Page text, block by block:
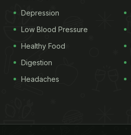
Depression
Low Blood Pressure
Healthy Food
Digestion
Headaches